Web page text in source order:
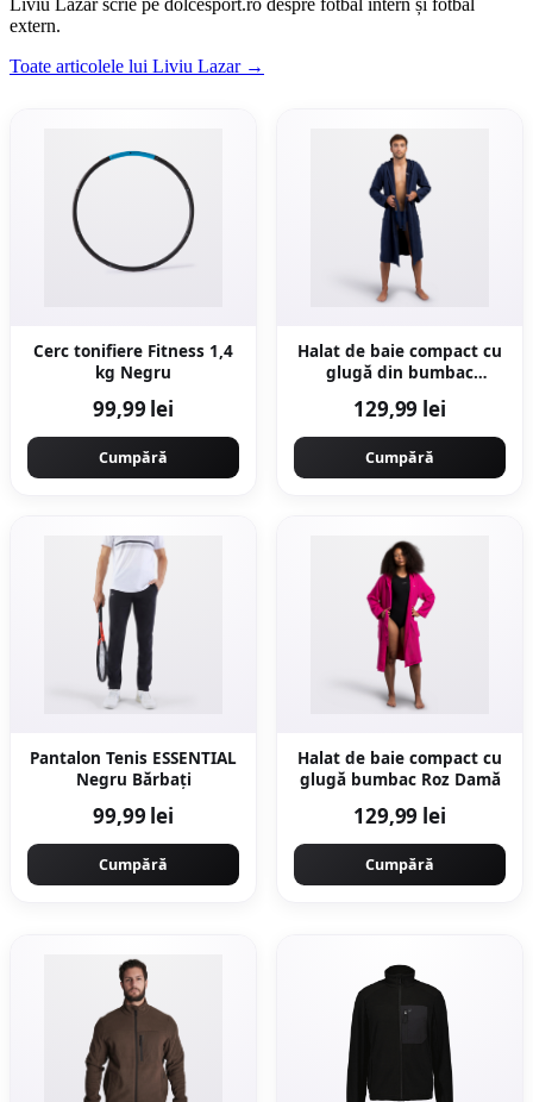
Liviu Lazar scrie pe dolcesport.ro despre fotbal intern și fotbal
extern.
Toate articolele lui Liviu Lazar →
Cerc tonifiere Fitness 1,4
kg Negru
99,99 lei
Cumpără
Halat de baie compact cu
glugă din bumbac
129,99 lei
Cumpără
Pantalon Tenis ESSENTIAL
Negru Bărbați
99,99 lei
Cumpără
Halat de baie compact cu
glugă bumbac Roz Damă
129,99 lei
Cumpără